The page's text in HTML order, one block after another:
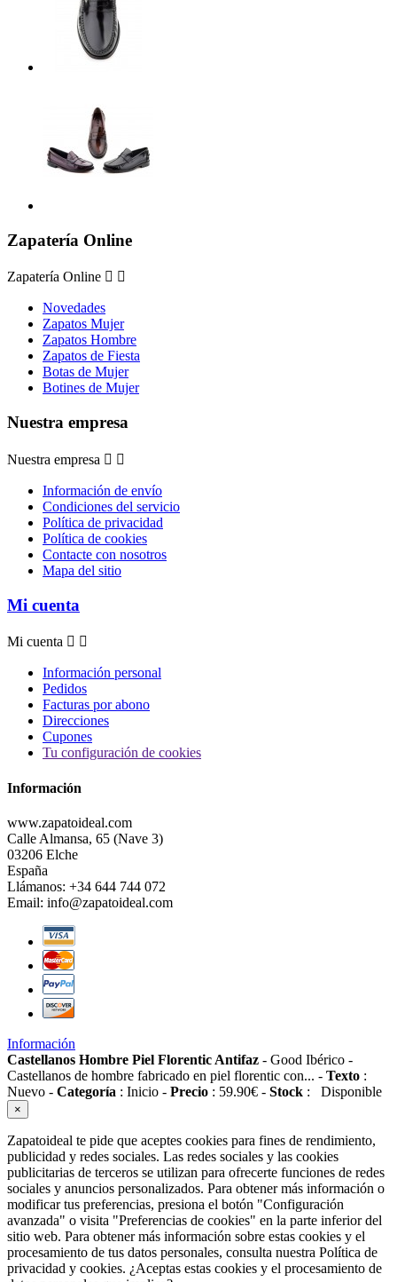
Zapatería Online
Zapatería Online  
Novedades
Zapatos Mujer
Zapatos Hombre
Zapatos de Fiesta
Botas de Mujer
Botines de Mujer
Nuestra empresa
Nuestra empresa  
Información de envío
Condiciones del servicio
Política de privacidad
Política de cookies
Contacte con nosotros
Mapa del sitio
Mi cuenta
Mi cuenta  
Información personal
Pedidos
Facturas por abono
Direcciones
Cupones
Tu configuración de cookies
Información
www.zapatoideal.com
Calle Almansa, 65 (Nave 3)
03206 Elche
España
Llámanos: +34 644 744 072
Email: info@zapatoideal.com
Información
Castellanos Hombre Piel Florentic Antifaz - Good Ibérico -
Castellanos de hombre fabricado en piel florentic con... - Texto :
Nuevo - Categoría : Inicio - Precio : 59.90€ - Stock : Disponible
×
Zapatoideal te pide que aceptes cookies para fines de rendimiento,
publicidad y redes sociales. Las redes sociales y las cookies
publicitarias de terceros se utilizan para ofrecerte funciones de redes
sociales y anuncios personalizados. Para obtener más información o
modificar tus preferencias, presiona el botón "Configuración
avanzada" o visita "Preferencias de cookies" en la parte inferior del
sitio web. Para obtener más información sobre estas cookies y el
procesamiento de tus datos personales, consulta nuestra Política de
privacidad y cookies. ¿Aceptas estas cookies y el procesamiento de